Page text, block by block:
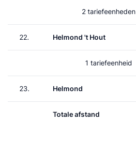
2 tariefeenheden
22. Helmond 't Hout
1 tariefeenheid
23. Helmond
Totale afstand